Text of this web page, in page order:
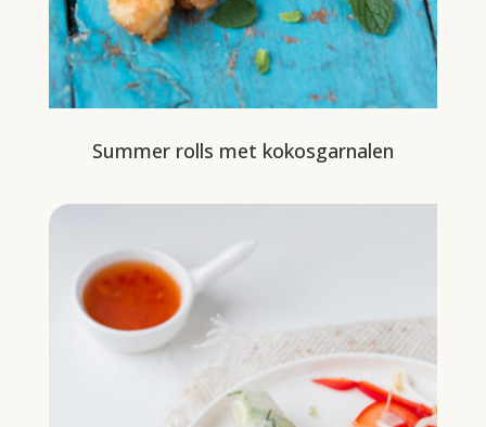
Summer rolls met kokosgarnalen